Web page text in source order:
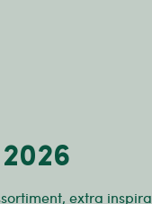
extra